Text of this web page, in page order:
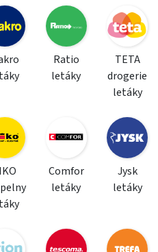
Ratio
letáky
TETA
drogerie
letáky
Comfor
letáky
Jysk
letáky